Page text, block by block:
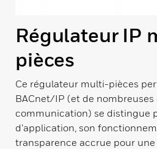
Régulateur IP
pièces
Ce régulateur multi-pièces
BACnet/IP (et de
communication) se distingue
d’application, son
transparence accrue pour